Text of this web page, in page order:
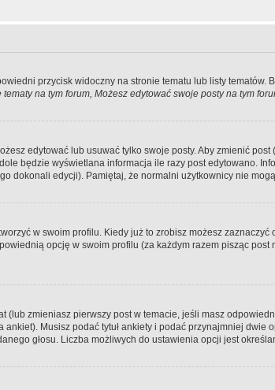
przycisk widoczny na stronie tematu lub listy
tematy na tym forum, Możesz edytować swoje posty na tym
edytować lub usuwać tylko swoje posty. Aby zmienić
będzie wyświetlana informacja ile razy post edytowano.
dokonali edycji). Pamiętaj, że normalni użytkownicy nie
w swoim profilu. Kiedy już to zrobisz możesz zaznaczyć
opcję w swoim profilu (za każdym razem pisząc
(lub zmieniasz pierwszy post w temacie, jeśli masz
Musisz podać tytuł ankiety i podać przynajmniej
głosu. Liczba możliwych do ustawienia opcji jest